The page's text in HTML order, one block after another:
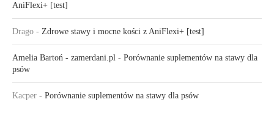
AniFlexi+ [test]
Drago - Zdrowe stawy i mocne kości z AniFlexi+ [test]
Amelia Bartoń - zamerdani.pl - Porównanie suplementów na stawy dla
psów
Kacper - Porównanie suplementów na stawy dla psów